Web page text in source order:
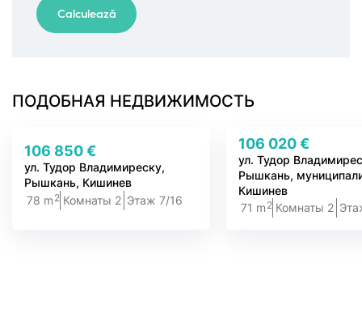
ПОДОБНАЯ НЕДВИЖИМОСТЬ
106 850 €
ул. Тудор Владимиреску,
Рышкань, Кишинев
78 m 2 Комнаты 2 Этаж 7/16
106 020 €
ул. Тудор
Рышкань,
Кишинев
71 m 2 Комнаты 2